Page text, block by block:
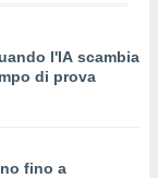
l'IA scambia
di prova
fino a